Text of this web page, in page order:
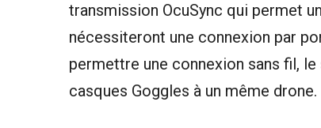
transmission OcuSync qui permet
nécessiteront une connexion par
permettre une connexion sans fil,
casques Goggles à un même drone.